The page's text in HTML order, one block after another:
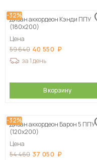
-32%
Диван аккордеон Кэнди ППУ
(180х200)
Цена
59 640 40 550
за 1 день
В корзину
-32%
Диван аккордеон Барон 5 ППУ
(120х200)
Цена
54 460 37 050